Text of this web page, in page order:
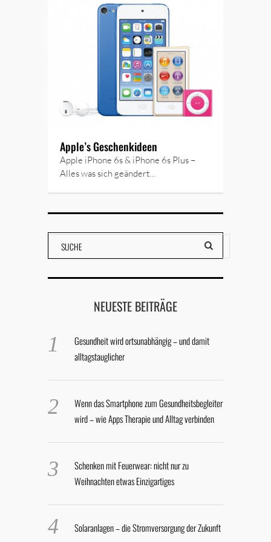
Apple’s Geschenkideen
Apple iPhone 6s & iPhone 6s Plus –
Alles was sich geändert…
NEUESTE BEITRÄGE
Gesundheit wird ortsunabhängig – und damit
alltagstauglicher
Wenn das Smartphone zum Gesundheitsbegleiter
wird – wie Apps Therapie und Alltag verbinden
Schenken mit Feuerwear: nicht nur zu
Weihnachten etwas Einzigartiges
Solaranlagen – die Stromversorgung der Zukunft